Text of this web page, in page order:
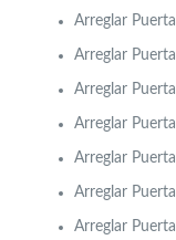
Arreglar
Arreglar
Arreglar
Arreglar
Arreglar
Arreglar
Arreglar